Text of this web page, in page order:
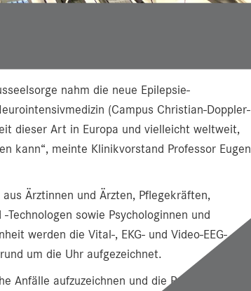
nahm die neue Epilepsie-
(Campus Christian-Doppler-
dieser Art in Europa und vielleicht weltweit,
kann“, meinte Klinikvorstand Professor Eugen
Ärztinnen und Ärzten, Pflegekräften,
Technologen sowie Psychologinnen und
werden die Vital-, EKG- und Video-EEG-
um die Uhr aufgezeichnet.
aufzuzeichnen und die Patientinnen